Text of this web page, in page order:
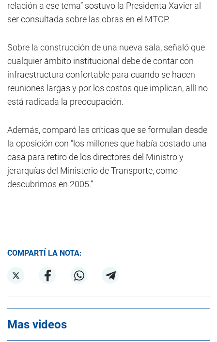
relación a ese tema” sostuvo la Presidenta Xavier al
ser consultada sobre las obras en el MTOP.
Sobre la construcción de una nueva sala, señaló que
cualquier ámbito institucional debe de contar con
infraestructura confortable para cuando se hacen
reuniones largas y por los costos que implican, allí no
está radicada la preocupación.
Además, comparó las críticas que se formulan desde
la oposición con "los millones que había costado una
casa para retiro de los directores del Ministro y
jerarquías del Ministerio de Transporte, como
descubrimos en 2005.”
COMPARTÍ LA NOTA:
Mas videos